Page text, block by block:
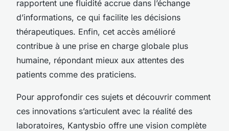
rapportent une fluidité accrue dans l’échange
d’informations, ce qui facilite les décisions
thérapeutiques. Enfin, cet accès amélioré
contribue à une prise en charge globale plus
humaine, répondant mieux aux attentes des
patients comme des praticiens.
Pour approfondir ces sujets et découvrir comment
ces innovations s’articulent avec la réalité des
laboratoires, Kantysbio offre une vision complète